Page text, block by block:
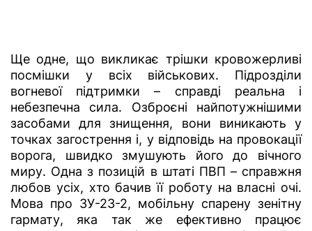
Ще одне, що викликає трішки кровожерливі
посмішки у всіх військових. Підрозділи
вогневої підтримки – справді реальна і
небезпечна сила. Озброєні найпотужнішими
засобами для знищення, вони виникають у
точках загострення і, у відповідь на провокації
ворога, швидко змушують його до вічного
миру. Одна з позицій в штаті ПВП – справжня
любов усіх, хто бачив її роботу на власні очі.
Мова про ЗУ-23-2, мобільну спарену зенітну
гармату, яка так же ефективно працює